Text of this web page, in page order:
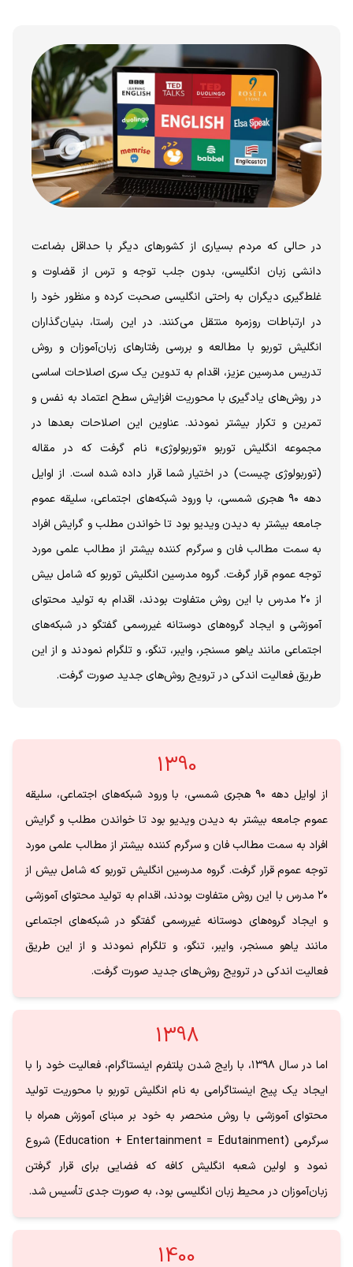
در حالی که مردم بسیاری از کشورهای دیگر با حداقل بضاعت
دانشی زبان انگلیسی، بدون جلب توجه و ترس از قضاوت و
غلط‌گیری دیگران به راحتی انگلیسی صحبت کرده و منظور خود را
در ارتباطات روزمره منتقل می‌کنند. در این راستا، بنیان‌گذاران
انگلیش توربو با مطالعه و بررسی رفتارهای زبان‌آموزان و روش
تدریس مدرسین عزیز، اقدام به تدوین یک سری اصلاحات اساسی
در روش‌های یادگیری با محوریت افزایش سطح اعتماد به نفس و
تمرین و تکرار بیشتر نمودند. عناوین این اصلاحات بعدها در
مجموعه انگلیش توربو «توربولوژی» نام گرفت که در مقاله
(توربولوژی چیست) در اختیار شما قرار داده شده است. از اوایل
دهه ۹۰ هجری شمسی، با ورود شبکه‌های اجتماعی، سلیقه عموم
جامعه بیشتر به دیدن ویدیو بود تا خواندن مطلب و گرایش افراد
به سمت مطالب فان و سرگرم کننده بیشتر از مطالب علمی مورد
توجه عموم قرار گرفت. گروه مدرسین انگلیش توربو که شامل بیش
از ۲۰ مدرس با این روش متفاوت بودند، اقدام به تولید محتوای
آموزشی و ایجاد گروه‌های دوستانه غیررسمی گفتگو در شبکه‌های
اجتماعی مانند یاهو مسنجر، وایبر، تنگو، و تلگرام نمودند و از این
طریق فعالیت اندکی در ترویج روش‌های جدید صورت گرفت.
1390
از اوایل دهه ۹۰ هجری شمسی، با ورود شبکه‌های اجتماعی، سلیقه
عموم جامعه بیشتر به دیدن ویدیو بود تا خواندن مطلب و گرایش
افراد به سمت مطالب فان و سرگرم کننده بیشتر از مطالب علمی مورد
توجه عموم قرار گرفت. گروه مدرسین انگلیش توربو که شامل بیش از
۲۰ مدرس با این روش متفاوت بودند، اقدام به تولید محتوای آموزشی
و ایجاد گروه‌های دوستانه غیررسمی گفتگو در شبکه‌های اجتماعی
مانند یاهو مسنجر، وایبر، تنگو، و تلگرام نمودند و از این طریق
فعالیت اندکی در ترویج روش‌های جدید صورت گرفت.
1398
اما در سال ۱۳۹۸، با رایج شدن پلتفرم اینستاگرام، فعالیت خود را با
ایجاد یک پیج اینستاگرامی به نام انگلیش توربو با محوریت تولید
محتوای آموزشی با روش منحصر به خود بر مبنای آموزش همراه با
سرگرمی (Education + Entertainment = Edutainment) شروع
نمود و اولین شعبه انگلیش کافه که فضایی برای قرار گرفتن
زبان‌آموزان در محیط زبان انگلیسی بود، به صورت جدی‌ تأسیس شد.
1400